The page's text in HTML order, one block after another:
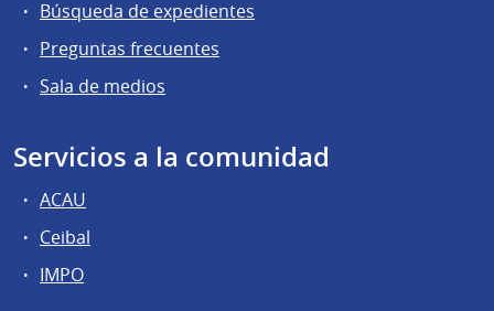
Búsqueda de expedientes
Preguntas frecuentes
Sala de medios
Servicios a la comunidad
ACAU
Ceibal
IMPO